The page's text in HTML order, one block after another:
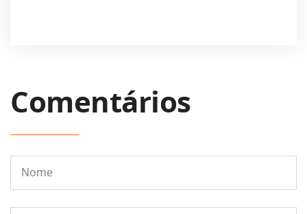
Comentários